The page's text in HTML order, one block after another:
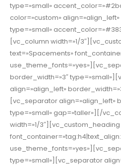
type=»small»
color=»custom»
type=»small»
[vc_column width=»1/
text=»Spacements»
border_width=»3″
align=»align_left»
[vc_separator align=»align_left»
type=»small» gap=»taller»][/
width=»1/3″][vc_custom_heading
type=»small»][vc_separator